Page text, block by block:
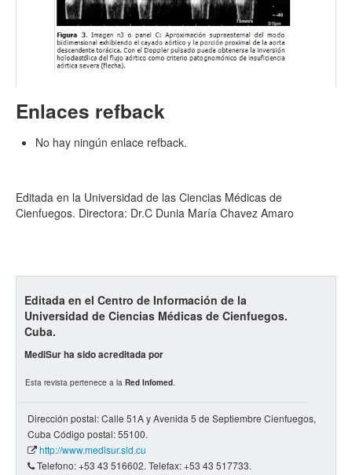
Enlaces refback
No hay ningún enlace refback.
Editada en la Universidad de las Ciencias Médicas de
Cienfuegos. Directora: Dr.C Dunia María Chavez Amaro
Editada en el Centro de Información de la
Universidad de Ciencias Médicas de Cienfuegos.
Cuba.
MediSur ha sido acreditada por
Esta revista pertenece a la Red Infomed
Dirección postal: Calle 51A y Avenida 5 de Septiembre Cienfuegos,
Cuba Código postal: 55100.
http://www.medisur.sld.cu
Telefono: +53 43 516602. Telefax: +53 43 517733.